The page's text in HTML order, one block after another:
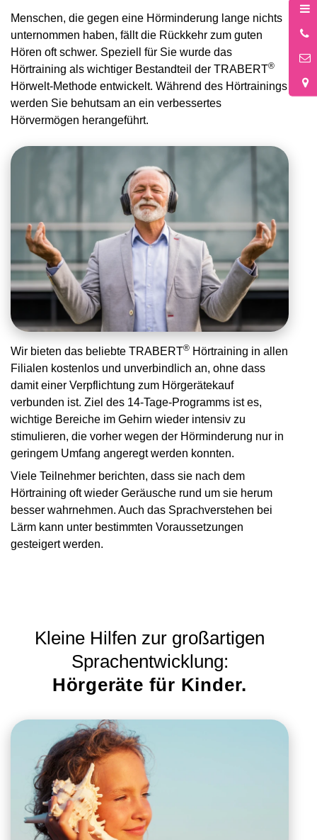
Menschen, die gegen eine Hörminderung lange nichts
unternommen haben, fällt die Rückkehr zum guten
Hören oft schwer. Speziell für Sie wurde das
Hörtraining als wichtiger Bestandteil der TRABERT®
Hörwelt-Methode entwickelt. Während des Hörtrainings
werden Sie behutsam an ein verbessertes
Hörvermögen herangeführt.
Wir bieten das beliebte TRABERT® Hörtraining in allen
Filialen kostenlos und unverbindlich an, ohne dass
damit einer Verpflichtung zum Hörgerätekauf
verbunden ist. Ziel des 14-Tage-Programms ist es,
wichtige Bereiche im Gehirn wieder intensiv zu
stimulieren, die vorher wegen der Hörminderung nur in
geringem Umfang angeregt werden konnten.
Viele Teilnehmer berichten, dass sie nach dem
Hörtraining oft wieder Geräusche rund um sie herum
besser wahrnehmen. Auch das Sprachverstehen bei
Lärm kann unter bestimmten Voraussetzungen
gesteigert werden.
Kleine Hilfen zur großartigen
Sprachentwicklung:
Hörgeräte für Kinder.